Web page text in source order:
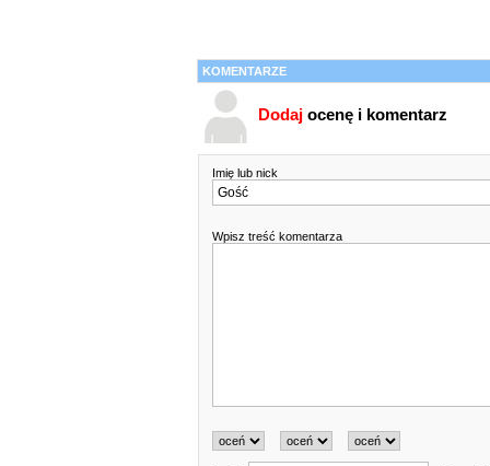
KOMENTARZE
Dodajocenę i komentarz
Imię lub nick
Wpisz treść komentarza